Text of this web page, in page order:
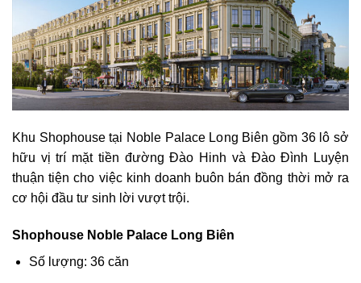
Khu Shophouse tại Noble Palace Long Biên gồm 36 lô sở
hữu vị trí mặt tiền đường Đào Hinh và Đào Đình Luyện
thuận tiện cho việc kinh doanh buôn bán đồng thời mở ra
cơ hội đầu tư sinh lời vượt trội.
Shophouse Noble Palace Long Biên
Số lượng: 36 căn